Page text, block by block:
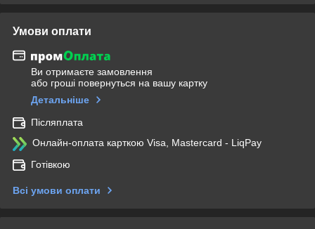
Умови оплати
Ви отримаєте замовлення
або гроші повернуться на вашу картку
Детальніше
Післяплата
Онлайн-оплата карткою Visa, Mastercard - LiqPay
Готівкою
Всі умови оплати